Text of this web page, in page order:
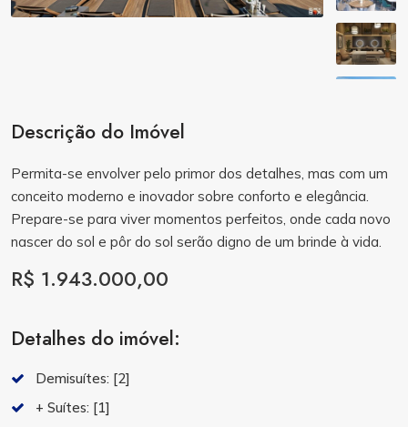
Descrição do Imóvel
Permita-se envolver pelo primor dos detalhes, mas com um
conceito moderno e inovador sobre conforto e elegância.
Prepare-se para viver momentos perfeitos, onde cada novo
nascer do sol e pôr do sol serão digno de um brinde à vida.
R$ 1.943.000,00
Detalhes do imóvel:
Demisuítes: [2]
+ Suítes: [1]